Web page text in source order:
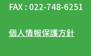
FAX : 022-748-6251
個人情報保護方針